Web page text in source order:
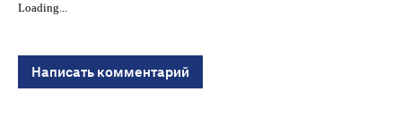
Loading...
Написать комментарий